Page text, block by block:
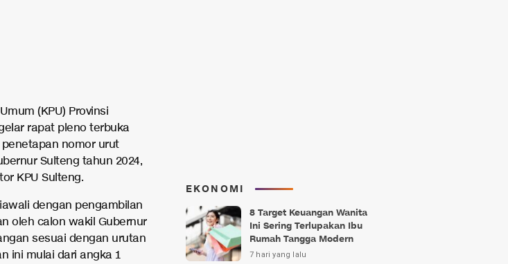
(KPU) Provinsi
rapat pleno terbuka
nomor urut
Sulteng tahun 2024,
KPU Sulteng.
dengan pengambilan
oleh calon wakil Gubernur
sesuai dengan urutan
ini mulai dari angka 1
EKONOMI
8 Target Keuangan Wanita
Ini Sering Terlupakan Ibu
Rumah Tangga Modern
7 hari yang lalu